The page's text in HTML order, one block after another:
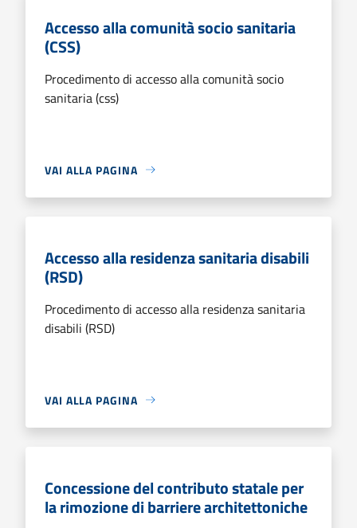
Accesso alla comunità socio sanitaria
(CSS)
Procedimento di accesso alla comunità socio
sanitaria (css)
VAI ALLA PAGINA
Accesso alla residenza sanitaria disabili
(RSD)
Procedimento di accesso alla residenza sanitaria
disabili (RSD)
VAI ALLA PAGINA
Concessione del contributo statale per
la rimozione di barriere architettoniche